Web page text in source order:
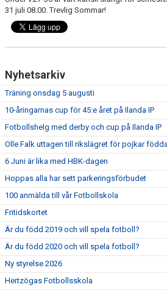
FRISPARKEN
BLI MEDLEM
KONTAKTER & LAG
FÖRENINGSDOKUMENT_GAMLA
SPONSORER
FÖRENINGSDOKUMENT
31 juli 08.00. Trevlig Sommar!
Nyhetsarkiv
Träning onsdag 5 augusti
10-åringarnas cup för 45:e året på Ilanda IP
Fotbollshelg med derby och cup på Ilanda IP
Olle Falk uttagen till rikslägret för pojkar
6 Juni är lika med HBK-dagen
Hoppas alla har sett parkeringsförbudet
100 anmälda till vår Fotbollskola
Fritidskortet
Är du född 2019 och vill spela fotboll?
Är du född 2020 och vill spela fotboll?
Ny styrelse 2026
Hertzögas Fotbollsskola